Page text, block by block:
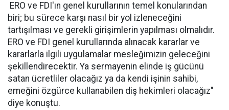
ERO ve FDI'ın genel kurullarının temel konularından
biri; bu sürece karşı nasıl bir yol izleneceğini
tartışılması ve gerekli girişimlerin yapılması olmalıdır.
ERO ve FDI genel kurullarında alınacak kararlar ve
kararlarla ilgili uygulamalar mesleğimizin geleceğini
şekillendirecektir. Ya sermayenin elinde iş gücünü
satan ücretliler olacağız ya da kendi işinin sahibi,
emeğini özgürce kullanabilen diş hekimleri olacağız"
diye konuştu.